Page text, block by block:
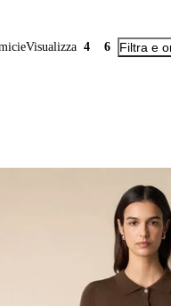
Visualizza 4 6 Filtra e